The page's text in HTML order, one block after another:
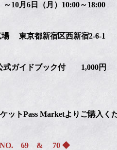
10月6日（月）10:00～18:00
京都新宿区西新宿2-6-1
ガイドブック付 1,000円
Pass Marketよりご購入く
NO. 69 & 70 ◆